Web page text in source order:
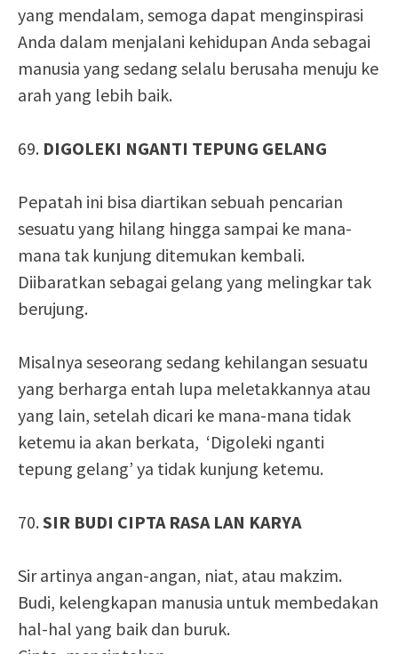
yang mendalam, semoga dapat menginspirasi
Anda dalam menjalani kehidupan Anda sebagai
manusia yang sedang selalu berusaha menuju ke
arah yang lebih baik.
69. DIGOLEKI NGANTI TEPUNG GELANG
Pepatah ini bisa diartikan sebuah pencarian
sesuatu yang hilang hingga sampai ke mana-
mana tak kunjung ditemukan kembali.
Diibaratkan sebagai gelang yang melingkar tak
berujung.
Misalnya seseorang sedang kehilangan sesuatu
yang berharga entah lupa meletakkannya atau
yang lain, setelah dicari ke mana-mana tidak
ketemu ia akan berkata, ‘Digoleki nganti
tepung gelang’ ya tidak kunjung ketemu.
70. SIR BUDI CIPTA RASA LAN KARYA
Sir artinya angan-angan, niat, atau makzim.
Budi, kelengkapan manusia untuk membedakan
hal-hal yang baik dan buruk.